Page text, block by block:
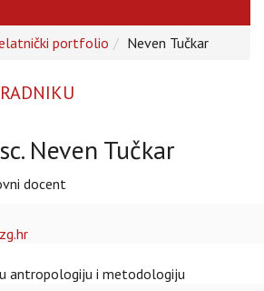
portfolio Neven Tučkar
Neven Tučkar
docent
antropologiju i metodologiju